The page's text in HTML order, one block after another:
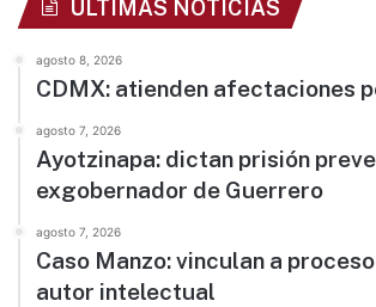
ÚLTIMAS NOTICIAS
agosto 8, 2026
CDMX: atienden afectaciones
agosto 7, 2026
Ayotzinapa: dictan prisión
exgobernador de Guerrero
agosto 7, 2026
Caso Manzo: vinculan a
autor intelectual